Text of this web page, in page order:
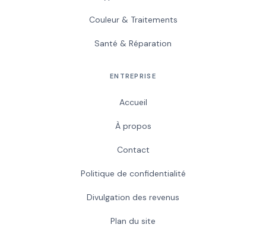
Couleur & Traitements
Santé & Réparation
ENTREPRISE
Accueil
À propos
Contact
Politique de confidentialité
Divulgation des revenus
Plan du site